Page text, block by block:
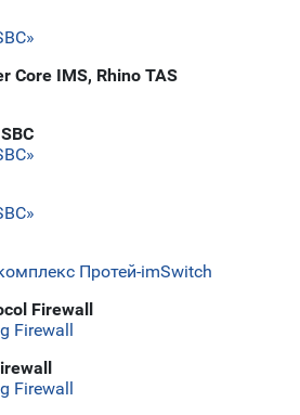
Core IMS, Rhino TAS
Протей-imSwitch
Firewall
Firewall
Firewall